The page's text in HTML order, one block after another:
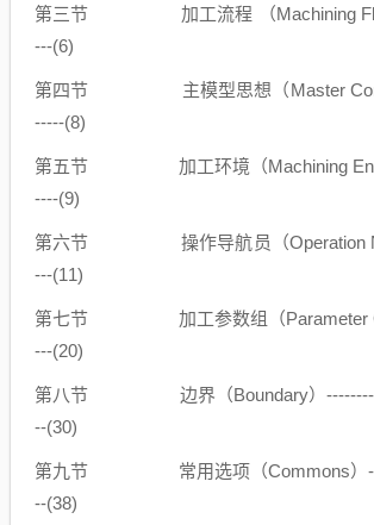
第三节 加工流程 （Machining
---(6)
第四节 主模型思想（Master
-----(8)
第五节 加工环境（Machining
----(9)
第六节 操作导航员（Operation
---(11)
第七节 加工参数组（Parameter
---(20)
第八节 边界（Boundary）
--(30)
第九节 常用选项（Commons）
--(38)